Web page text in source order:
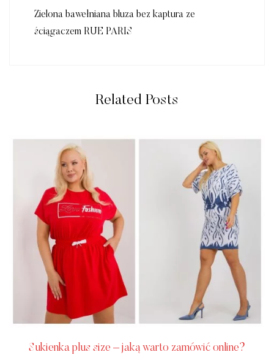
Post
Zielona bawełniana bluza bez kaptura ze
ściągaczem RUE PARIS
Related Posts
Sukienka plus size – jaką warto zamówić online?